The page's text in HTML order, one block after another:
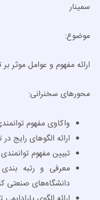
سمینار
موضوع:
ارائه مفهوم و عوامل موثر بر
محورهای سخنرانی:
واکاوی مفهوم
ارائه الگوهای رایج
تبیین مفهوم توانمندی
معرفی و رتبه بندی
دانشگاه‌های صنعتی